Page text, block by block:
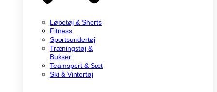
Løbetøj & Shorts
Fitness
Sportsundertøj
Træningstøj &
Bukser
Teamsport & Sæt
Ski & Vintertøj